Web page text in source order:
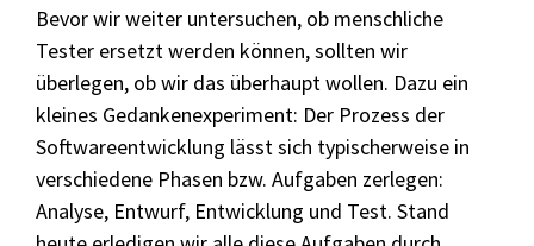
Bevor wir weiter untersuchen, ob menschliche
Tester ersetzt werden können, sollten wir
überlegen, ob wir das überhaupt wollen. Dazu ein
kleines Gedankenexperiment: Der Prozess der
Softwareentwicklung lässt sich typischerweise in
verschiedene Phasen bzw. Aufgaben zerlegen:
Analyse, Entwurf, Entwicklung und Test. Stand